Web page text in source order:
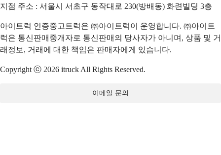
지점 주소 : 서울시 서초구 동작대로 230(방배동) 화련빌딩 3층
아이트럭 인증중고트럭은 ㈜아이트럭이 운영합니다. ㈜아이트
럭은 통신판매중개자로 통신판매의 당사자가 아니며, 상품 및 거
래정보, 거래에 대한 책임은 판매자에게 있습니다.
Copyright ⓒ 2026 itruck All Rights Reserved.
이메일 문의